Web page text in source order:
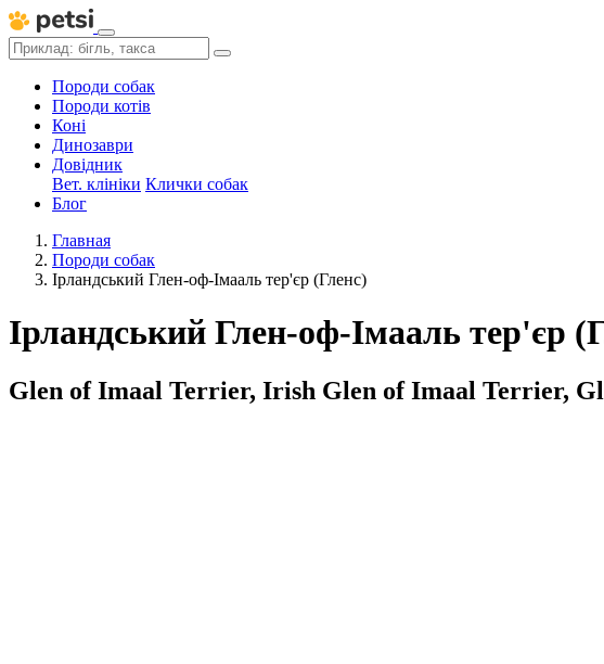
Породи собак
Породи котів
Коні
Динозаври
Довідник
Вет. клініки Клички собак
Блог
Главная
Породи собак
Ірландський Глен-оф-Імааль тер'єр (Гленс)
Ірландський Глен-оф-Імааль тер'єр
Glen of Imaal Terrier, Irish Glen of Imaal Terrier,